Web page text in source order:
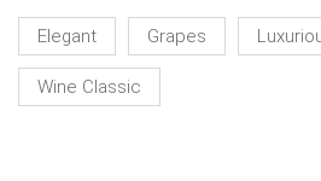
Elegant Grapes
Wine Classic